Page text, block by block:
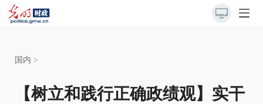
国内 >
【树立和践行正确政绩观】实干